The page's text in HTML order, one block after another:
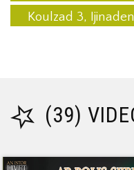
Koulzad 3,
(39)